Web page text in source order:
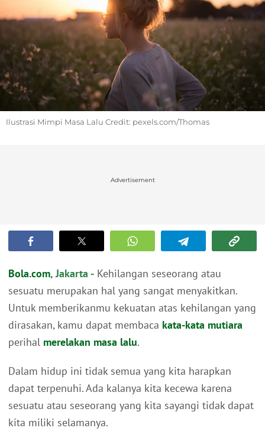
Ilustrasi Mimpi Masa Lalu Credit: pexels.com/Thomas
Advertisement
Bola.com, Jakarta - Kehilangan seseorang atau
sesuatu merupakan hal yang sangat menyakitkan.
Untuk memberikanmu kekuatan atas kehilangan yang
dirasakan, kamu dapat membaca kata-kata mutiara
perihal merelakan masa lalu.
Dalam hidup ini tidak semua yang kita harapkan
dapat terpenuhi. Ada kalanya kita kecewa karena
sesuatu atau seseorang yang kita sayangi tidak dapat
kita miliki selamanya.